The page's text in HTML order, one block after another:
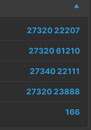
27320 22207
27320 61210
27340 22111
27320 23888
166